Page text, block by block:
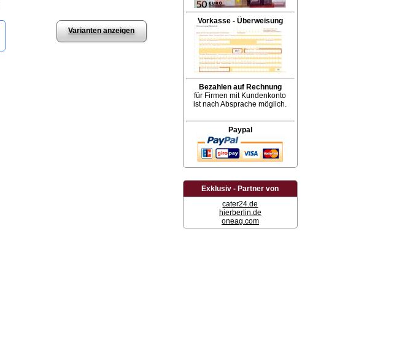
Varianten anzeigen
Vorkasse - Überweisung
Bezahlen auf Rechnung
für Firmen mit Kundenkonto
ist nach Absprache möglich.
Paypal
Exklusiv - Partner von
cater24.de
hierberlin.de
oneag.com